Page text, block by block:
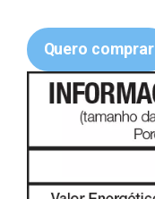
Quero comprar